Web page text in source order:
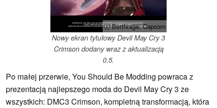
ⓘ Berthrage, Capcom
Nowy ekran tytułowy Devil May Cry 3
Crimson dodany wraz z aktualizacją
0.5.
Po małej przerwie, You Should Be Modding powraca z
prezentacją najlepszego moda do Devil May Cry 3 ze
wszystkich: DMC3 Crimson, kompletną transformacją, która